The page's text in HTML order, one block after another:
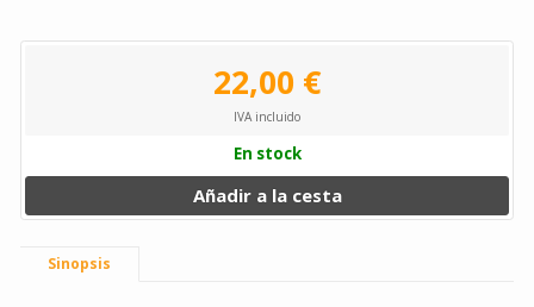
22,00 €
IVA incluido
En stock
Añadir a la cesta
Sinopsis